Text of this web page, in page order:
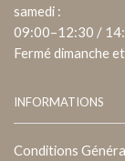
samedi :
09:00–12:30 /
Fermé dimanche
INFORMATIONS
Conditions